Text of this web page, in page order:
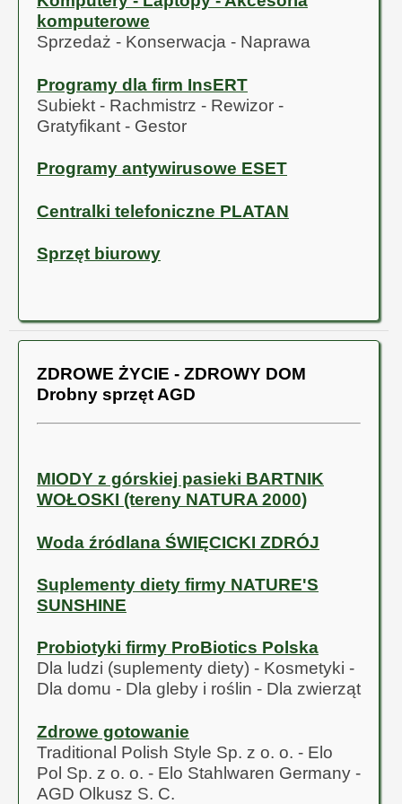
kołtunieniu i ułatwia
także bakteriobójczo i
naturalną ochronę
Dostępne
Mieszanka Paszowa
DLA PSZCZÓŁ (Nr
0214826 p.)
ApiFarma™
weterynaryjny PL
PSZCZÓŁ
Pro-Biotyk dla
Dostępne opakowania:
Uzupełniająca. DLA
GOŁĘBI, DROBIU
weterynaryjny PL
Biotyk(em15)®
litrów, 10 litrów.
Mieszanka Paszowa
Uzupełniająca. DLA
weterynaryjny PL
3027065 p.)
komputerowe
Sprzedaż - Konserwacja - Naprawa
Programy dla firm InsERT
Subiekt - Rachmistrz - Rewizor -
Gratyfikant - Gestor
Programy antywirusowe ESET
Centralki telefoniczne PLATAN
Sprzęt biurowy
ZDROWE ŻYCIE - ZDROWY DOM
Drobny sprzęt AGD
MIODY z górskiej pasieki BARTNIK
WOŁOSKI (tereny NATURA 2000)
Woda źródlana ŚWIĘCICKI ZDRÓJ
Suplementy diety firmy NATURE'S
SUNSHINE
Probiotyki firmy ProBiotics Polska
Dla ludzi (suplementy diety) - Kosmetyki -
Dla domu - Dla gleby i roślin - Dla zwierząt
Zdrowe gotowanie
Traditional Polish Style Sp. z o. o. - Elo
Pol Sp. z o. o. - Elo Stahlwaren Germany -
AGD Olkusz S. C.